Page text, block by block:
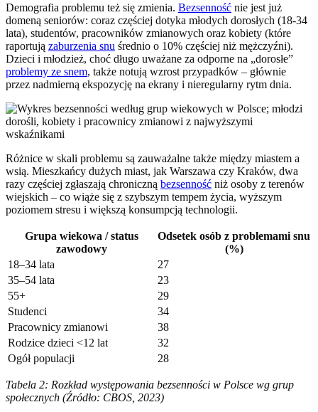
Demografia problemu też się zmienia. Bezsenność nie jest już
domeną seniorów: coraz częściej dotyka młodych dorosłych (18-34
lata), studentów, pracowników zmianowych oraz kobiety (które
raportują zaburzenia snu średnio o 10% częściej niż mężczyźni).
Dzieci i młodzież, choć długo uważane za odporne na „dorosłe”
problemy ze snem, także notują wzrost przypadków – głównie
przez nadmierną ekspozycję na ekrany i nieregularny rytm dnia.
Różnice w skali problemu są zauważalne także między miastem a
wsią. Mieszkańcy dużych miast, jak Warszawa czy Kraków, dwa
razy częściej zgłaszają chroniczną bezsenność niż osoby z terenów
wiejskich – co wiąże się z szybszym tempem życia, wyższym
poziomem stresu i większą konsumpcją technologii.
Grupa wiekowa / status
zawodowy
Odsetek osób z problemami snu
(%)
18–34 lata
27
35–54 lata
23
55+
29
Studenci
34
Pracownicy zmianowi
38
Rodzice dzieci <12 lat
32
Ogół populacji
28
Tabela 2: Rozkład występowania bezsenności w Polsce wg grup
społecznych (Źródło: CBOS, 2023)